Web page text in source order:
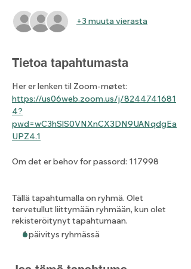
+3 muuta vierasta
Tietoa tapahtumasta
Her er lenken til Zoom-møtet:
https://us06web.zoom.us/j/8244741681
4?
pwd=wC3hSlS0VNXnCX3DN9UANqdgEa
UPZ4.1
Om det er behov for passord: 117998
Tällä tapahtumalla on ryhmä. Olet
tervetullut liittymään ryhmään, kun olet
rekisteröitynyt tapahtumaan.
1 päivitys ryhmässä